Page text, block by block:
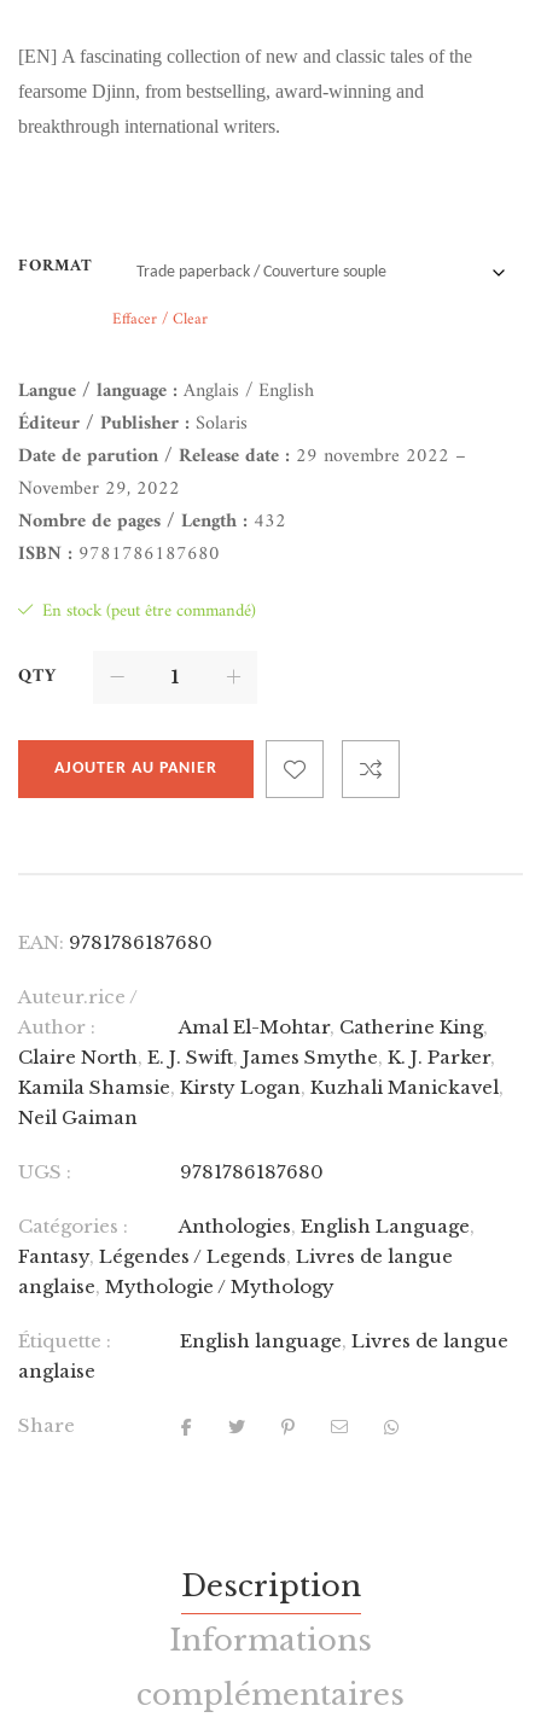
[EN] A fascinating collection of new and classic tales of the
fearsome Djinn, from bestselling, award-winning and
breakthrough international writers.
FORMAT
Effacer / Clear
Langue / language :Anglais / English
Éditeur / Publisher :Solaris
Date de parution / Release date : 29 novembre 2022 –
November 29, 2022
Nombre de pages / Length : 432
ISBN : 9781786187680
En stock (peut être commandé)
QTY
AJOUTER AU PANIER
EAN: 9781786187680
Auteur.rice /
Author :
Amal El-Mohtar, Catherine King,
Claire North, E. J. Swift, James Smythe, K. J. Parker,
Kamila Shamsie, Kirsty Logan, Kuzhali Manickavel,
Neil Gaiman
UGS : 9781786187680
Catégories : Anthologies, English Language,
Fantasy, Légendes / Legends, Livres de langue
anglaise, Mythologie / Mythology
Étiquette : English language, Livres de langue
anglaise
Share
Description
Informations
complémentaires